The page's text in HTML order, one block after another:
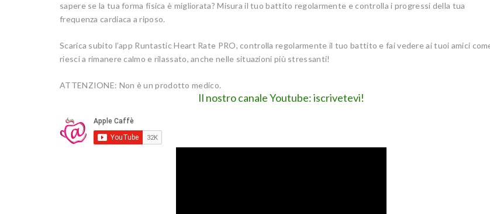
sapere se la tua forma fisica è migliorata? Misura il tuo battito regolarmente e controlla i progressi della tua
frequenza cardiaca a riposo.
Scarica subito l’app Runtastic Heart Rate PRO, controlla regolarmente il tuo battito e fai vedere ai tuoi amici
riesci a rimanere calmo e rilassato, anche nelle situazioni più stressanti!
ATTENZIONE: Non è un prodotto medico.
Il nostro canale Youtube: iscrivetevi!